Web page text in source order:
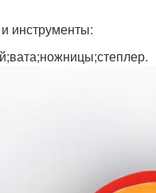
инструменты: